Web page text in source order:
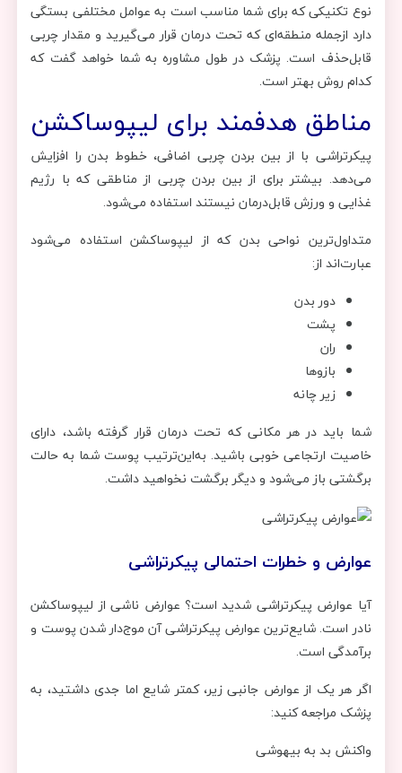
نوع تکنیکی که برای شما مناسب است به عوامل مختلفی بستگی
دارد ازجمله منطقه‌ای که تحت درمان قرار می‌گیرید و مقدار چربی
قابل‌حذف است. پزشک در طول مشاوره به شما خواهد گفت که
کدام روش بهتر است.
مناطق هدفمند برای لیپوساکشن
پیکرتراشی با از بین بردن چربی اضافی، خطوط بدن را افزایش
می‌دهد. بیشتر برای از بین بردن چربی از مناطقی که با رژیم
غذایی و ورزش قابل‌درمان نیستند استفاده می‌شود.
متداول‌ترین نواحی بدن که از لیپوساکشن استفاده می‌شود
عبارت‌اند از:
دور بدن
پشت
ران
بازوها
زیر چانه
شما باید در هر مکانی که تحت درمان قرار گرفته باشد، دارای
خاصیت ارتجاعی خوبی باشید. به‌این‌ترتیب پوست شما به حالت
برگشتی باز می‌شود و دیگر برگشت نخواهید داشت.
عوارض و خطرات احتمالی پیکرتراشی
آیا عوارض پیکرتراشی شدید است؟ عوارض ناشی از لیپوساکشن
نادر است. شایع‌ترین عوارض پیکرتراشی آن موج‌دار شدن پوست و
برآمدگی است.
اگر هر یک از عوارض جانبی زیر، کمتر شایع اما جدی داشتید، به
پزشک مراجعه کنید:
واکنش بد به بیهوشی